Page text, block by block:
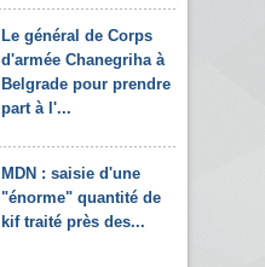
Le général de Corps
d'armée Chanegriha à
Belgrade pour prendre
part à l'...
MDN : saisie d'une
"énorme" quantité de
kif traité près des...